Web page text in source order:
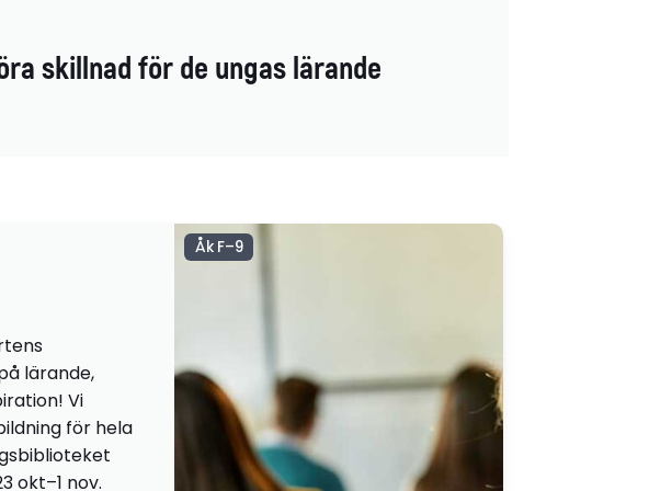
skillnad för de ungas lärande
lärande,
Vi
för hela
okt–1 nov.
Åk F–9